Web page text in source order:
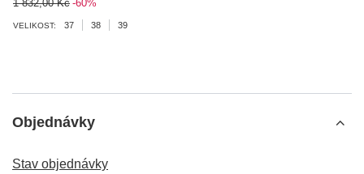
1 832,00 Kč -60%
VELIKOST: 37 38 39
Objednávky
Stav objednávky